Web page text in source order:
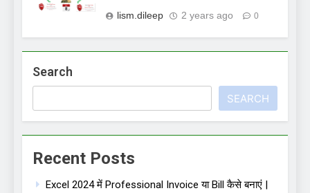
lism.dileep 2 years ago 0
Search
SEARCH
Recent Posts
Excel 2024 में Professional Invoice या Bill कैसे बनाएं |